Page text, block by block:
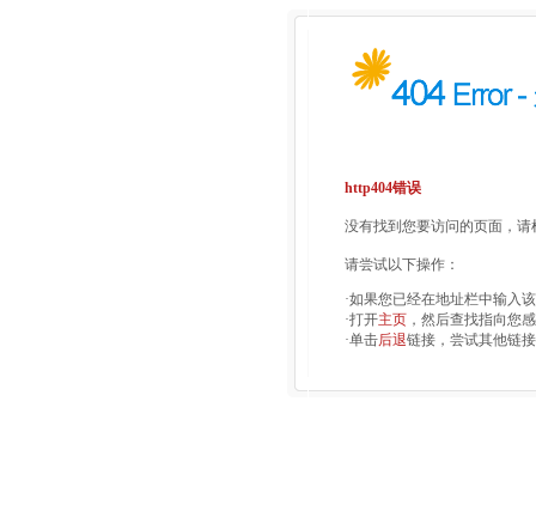
http404错误
没有找到您要访问的页面，
请尝试以下操作：
·如果您已经在地址栏中输入
·打开主页 ，然后查找指向您
·单击后退链接，尝试其他链